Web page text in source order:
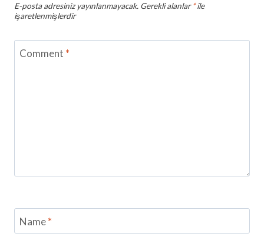
E-posta adresiniz yayınlanmayacak. Gerekli alanlar*ile
işaretlenmişlerdir
Comment *
Name*